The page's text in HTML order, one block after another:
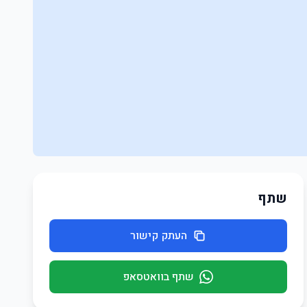
שתף
העתק קישור
שתף בוואטסאפ